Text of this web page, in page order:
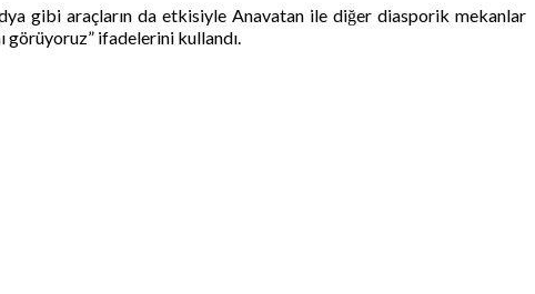
gibi araçların da etkisiyle Anavatan ile diğer diasporik mekanlar
görüyoruz” ifadelerini kullandı.